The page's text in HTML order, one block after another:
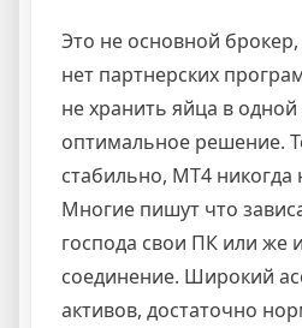
Это не основной брокер,
нет партнерских
не хранить яйца в одной
оптимальное решение.
стабильно, МТ4 никогда
Многие пишут что
господа свои ПК или же
соединение. Широкий
активов, достаточно